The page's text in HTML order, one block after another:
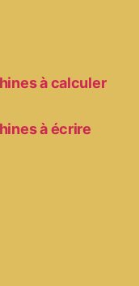
à calculer
à écrire